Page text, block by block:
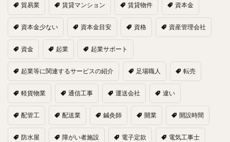
貿易業 賃貸マンション 賃貸物件 資本金
資本金少ない 資本金目安 資格 資産管理会社
資金 起業 起業サポート
起業等に関連するサービスの紹介 足場職人 転売
軽貨物業 通信工事 運送会社 違い
配管工 配送業 鍼灸師 開業 開設時間
防水屋 障がい者施設 電子定款 電気工事士